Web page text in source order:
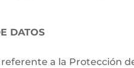
DATOS
referente a la